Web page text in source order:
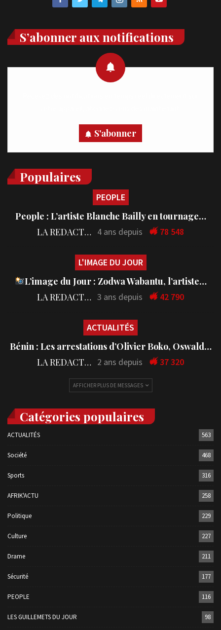
S’abonner aux notifications
S'abonner
Populaires
PEOPLE
People : L’artiste Blanche Bailly en tournage…
LA REDACTION 4 ans depuis 78 548
L'IMAGE DU JOUR
L’image du Jour : Zodwa Wabantu, l’artiste…
LA REDACTION 3 ans depuis 42 790
ACTUALITÉS
Bénin : Les arrestations d’Olivier Boko, Oswald…
LA REDACTION 2 ans depuis 37 320
AFFICHER PLUS DE MESSAGES
Catégories populaires
ACTUALITÉS 563
Société 468
Sports 316
AFRIK'ACTU 258
Politique 229
Culture 227
Drame 211
Sécurité 177
PEOPLE 116
LES GUILLEMETS DU JOUR 98